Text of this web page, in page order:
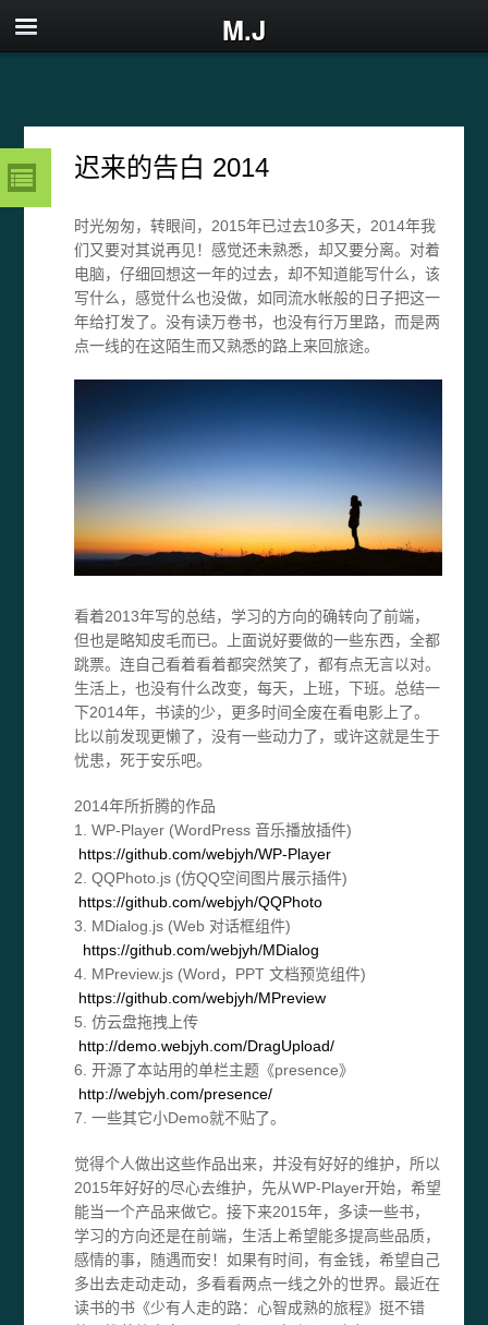
M.J
迟来的告白 2014
时光匆匆，转眼间，2015年已过去10多天，2014年我
们又要对其说再见！感觉还未熟悉，却又要分离。对着
电脑，仔细回想这一年的过去，却不知道能写什么，该
写什么，感觉什么也没做，如同流水帐般的日子把这一
年给打发了。没有读万卷书，也没有行万里路，而是两
点一线的在这陌生而又熟悉的路上来回旅途。
看着2013年写的总结，学习的方向的确转向了前端，
但也是略知皮毛而已。上面说好要做的一些东西，全都
跳票。连自己看着看着都突然笑了，都有点无言以对。
生活上，也没有什么改变，每天，上班，下班。总结一
下2014年，书读的少，更多时间全废在看电影上了。
比以前发现更懒了，没有一些动力了，或许这就是生于
忧患，死于安乐吧。
2014年所折腾的作品
1. WP-Player (WordPress 音乐播放插件)
https://github.com/webjyh/WP-Player
2. QQPhoto.js (仿QQ空间图片展示插件)
https://github.com/webjyh/QQPhoto
3. MDialog.js (Web 对话框组件)
https://github.com/webjyh/MDialog
4. MPreview.js (Word，PPT 文档预览组件)
https://github.com/webjyh/MPreview
5. 仿云盘拖拽上传
http://demo.webjyh.com/DragUpload/
6. 开源了本站用的单栏主题《presence》
http://webjyh.com/presence/
7. 一些其它小Demo就不贴了。
觉得个人做出这些作品出来，并没有好好的维护，所以
2015年好好的尽心去维护，先从WP-Player开始，希望
能当一个产品来做它。接下来2015年，多读一些书，
学习的方向还是在前端，生活上希望能多提高些品质，
感情的事，随遇而安！如果有时间，有金钱，希望自己
多出去走动走动，多看看两点一线之外的世界。最近在
读书的书《少有人走的路：心智成熟的旅程》挺不错